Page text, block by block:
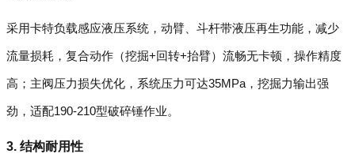
采用卡特负载感应液压系统，动臂、斗杆带液压再生功能，减少
流量损耗，复合动作（挖掘+回转+抬臂）流畅无卡顿，操作精度
高；主阀压力损失优化，系统压力可达35MPa，挖掘力输出强
劲，适配190-210型破碎锤作业。
3. 结构耐用性